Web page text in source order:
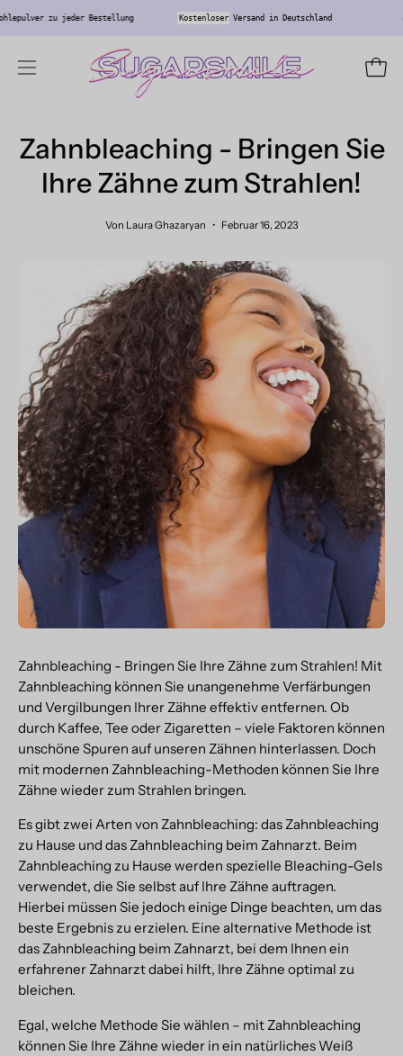
Inhalt
Aktivkohlepulver zu jeder Bestellung Kostenloser Versand in Deutschland
Navigationsmenü
Zahnbleaching - Bringen Sie
Ihre Zähne zum Strahlen!
Von Laura Ghazaryan Februar 16, 2023
Zahnbleaching - Bringen Sie Ihre Zähne zum Strahlen! Mit
Zahnbleaching können Sie unangenehme Verfärbungen
und Vergilbungen Ihrer Zähne effektiv entfernen. Ob
durch Kaffee, Tee oder Zigaretten – viele Faktoren können
unschöne Spuren auf unseren Zähnen hinterlassen. Doch
mit modernen Zahnbleaching-Methoden können Sie Ihre
Zähne wieder zum Strahlen bringen.
Es gibt zwei Arten von Zahnbleaching: das Zahnbleaching
zu Hause und das Zahnbleaching beim Zahnarzt. Beim
Zahnbleaching zu Hause werden spezielle Bleaching-Gels
verwendet, die Sie selbst auf Ihre Zähne auftragen.
Hierbei müssen Sie jedoch einige Dinge beachten, um das
beste Ergebnis zu erzielen. Eine alternative Methode ist
das Zahnbleaching beim Zahnarzt, bei dem Ihnen ein
erfahrener Zahnarzt dabei hilft, Ihre Zähne optimal zu
bleichen.
Egal, welche Methode Sie wählen – mit Zahnbleaching
können Sie Ihre Zähne wieder in ein natürliches Weiß